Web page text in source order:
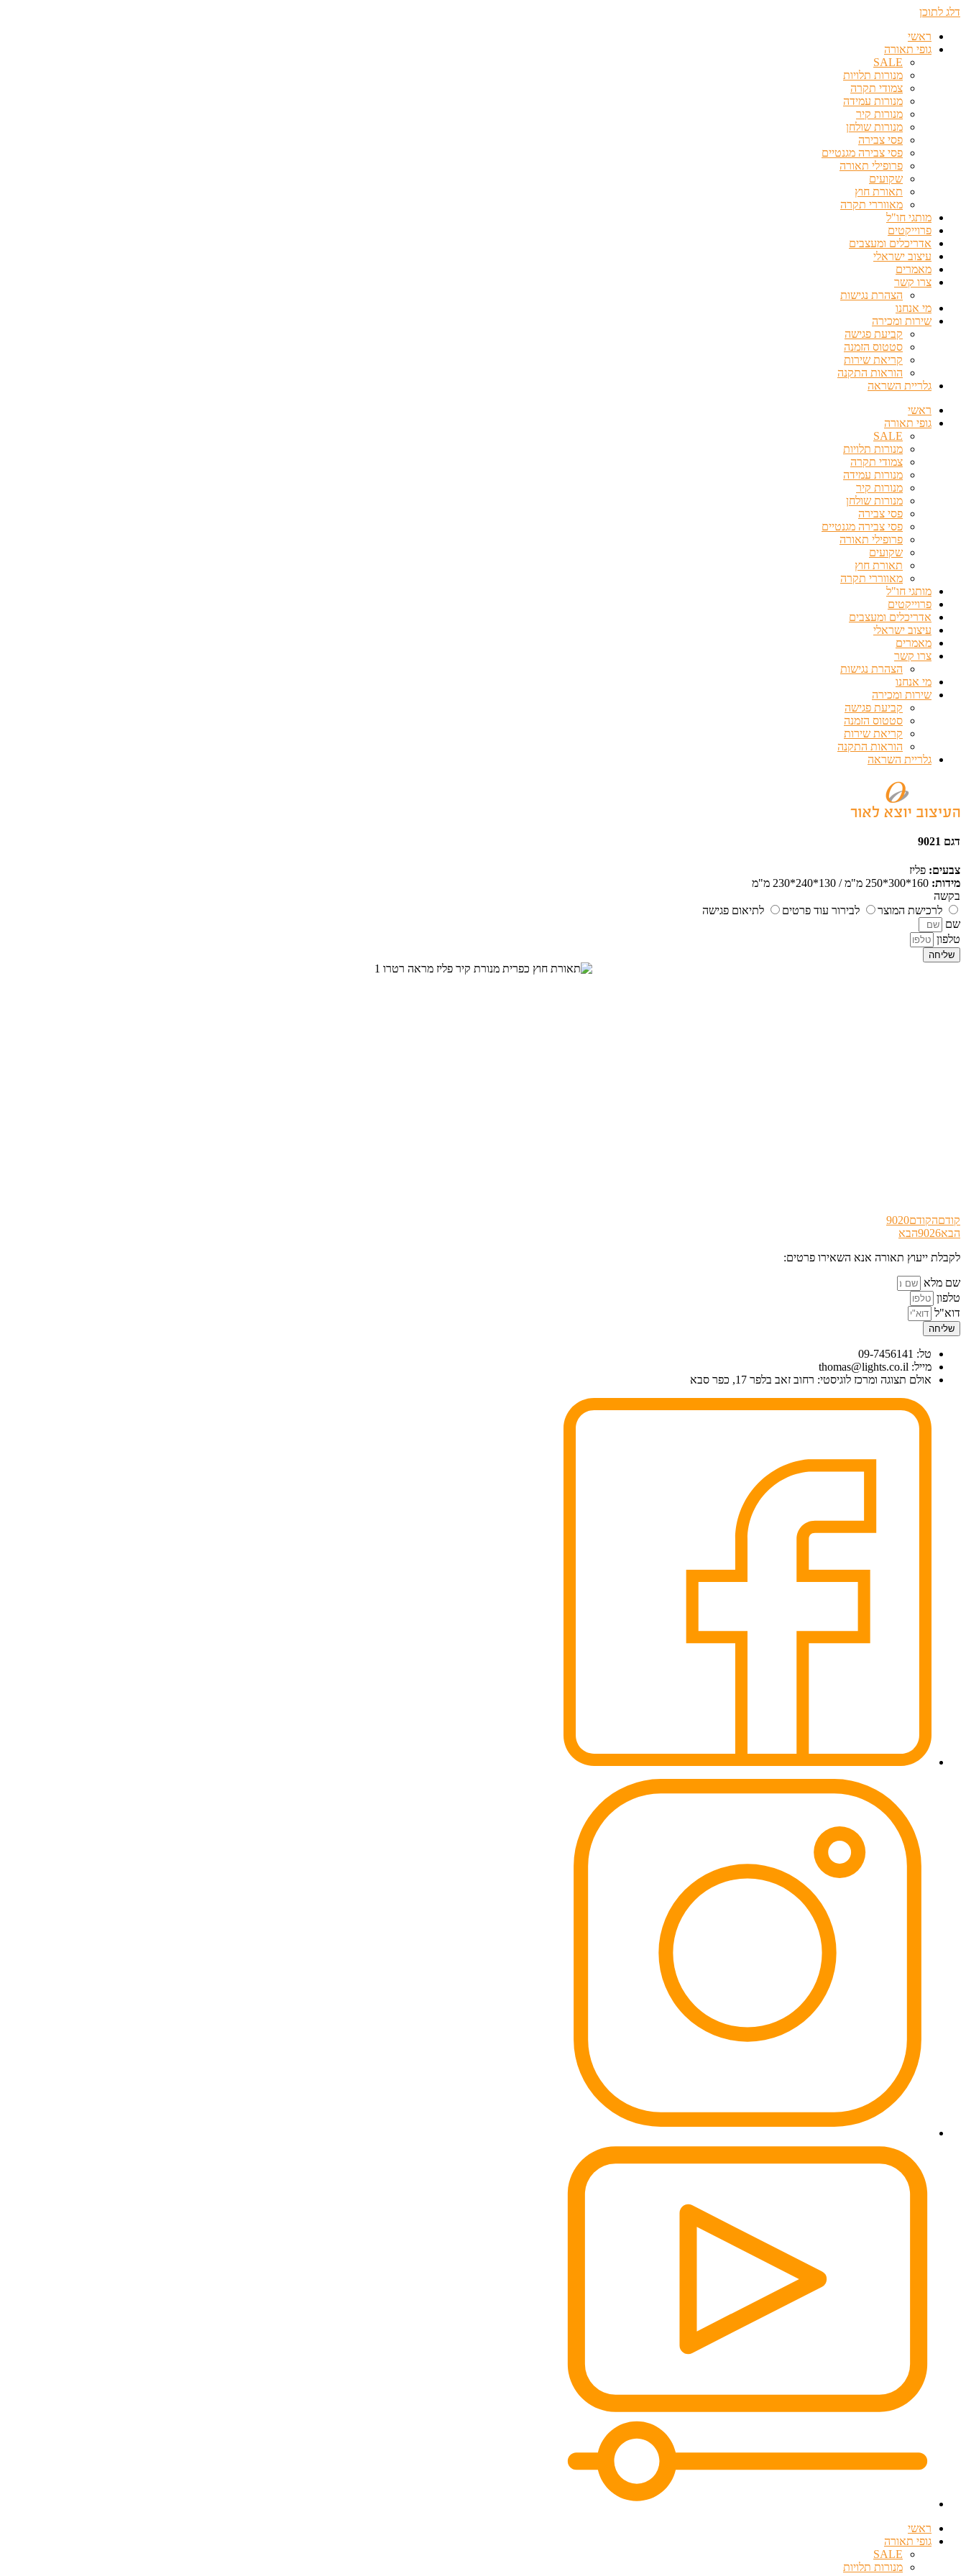
דלג לתוכן
ראשי
גופי תאורה
SALE
מנורות תלויות
צמודי תקרה
מנורות עמידה
מנורות קיר
מנורות שולחן
פסי צבירה
פסי צבירה מגנטיים
פרופילי תאורה
שקועים
תאורת חוץ
מאווררי תקרה
מותגי חו"ל
פרוייקטים
אדריכלים ומעצבים
עיצוב ישראלי
מאמרים
צרו קשר
הצהרת נגישות
מי אנחנו
שירות ומכירה
קביעת פגישה
סטטוס הזמנה
קריאת שירות
הוראות התקנה
גלריית השראה
ראשי
גופי תאורה
SALE
מנורות תלויות
צמודי תקרה
מנורות עמידה
מנורות קיר
מנורות שולחן
פסי צבירה
פסי צבירה מגנטיים
פרופילי תאורה
שקועים
תאורת חוץ
מאווררי תקרה
מותגי חו"ל
פרוייקטים
אדריכלים ומעצבים
עיצוב ישראלי
מאמרים
צרו קשר
הצהרת נגישות
מי אנחנו
שירות ומכירה
קביעת פגישה
סטטוס הזמנה
קריאת שירות
הוראות התקנה
גלריית השראה
דגם 9021
צבעים: פליז
מידות: 160*300*250 מ"מ / 130*240*230 מ"מ
בקשה
לרכישת המוצר
לבירור עוד פרטים
לתיאום פגישה
שם
טלפון
שליחה
קודםהקודם9020
הבא9026הבא
לקבלת ייעוץ תאורה אנא השאירו פרטים:
שם מלא
טלפון
דוא"ל
שליחה
טל: 09-7456141
מייל: thomas@lights.co.il‬
אולם תצוגה ומרכז לוגיסטי: רחוב זאב בלפר 17, כפר סבא
ראשי
גופי תאורה
SALE
מנורות תלויות